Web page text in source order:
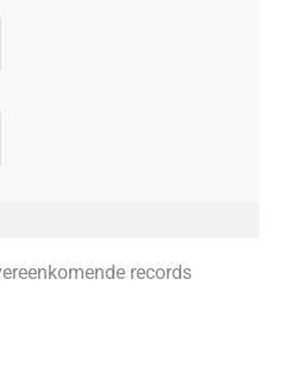
records